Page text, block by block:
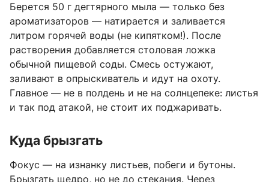
Берется 50 г дегтярного мыла — только без
ароматизаторов — натирается и заливается
литром горячей воды (не кипятком!). После
растворения добавляется столовая ложка
обычной пищевой соды. Смесь остужают,
заливают в опрыскиватель и идут на охоту.
Главное — не в полдень и не на солнцепеке: листья
и так под атакой, не стоит их поджаривать.
Куда брызгать
Фокус — на изнанку листьев, побеги и бутоны.
Брызгать щедро, но не до стекания. Через